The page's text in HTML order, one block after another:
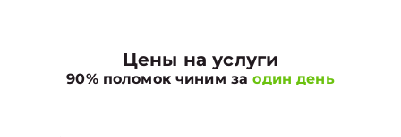
Цены на услуги
90% поломок чиним заодин день